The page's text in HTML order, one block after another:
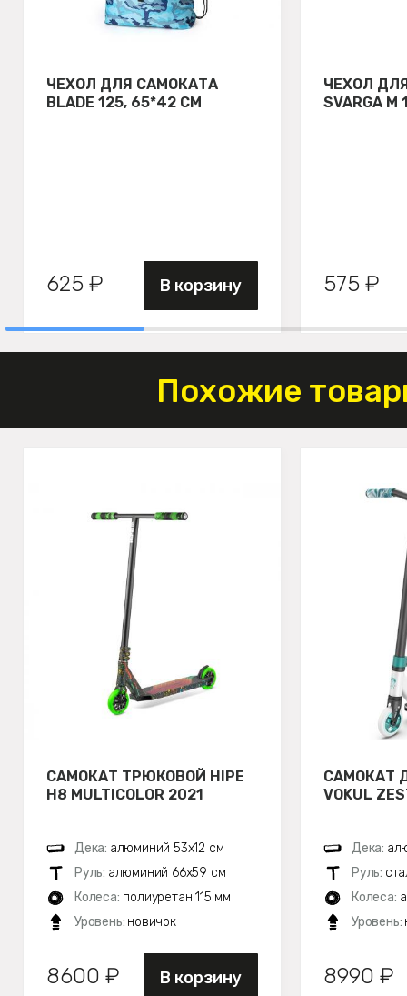
ЧЕХОЛ ДЛЯ САМОКАТА
BLADE 125, 65*42 СМ
625 ₽ В корзину
ЧЕХОЛ
SVARGA М
575 ₽
Похожие
САМОКАТ ТРЮКОВОЙ HIPE
H8 MULTICOLOR 2021
Дека: алюминий 53х12 см
Руль: алюминий 66х59 см
Колеса: полиуретан 115 мм
Уровень: новичок
8600 ₽ В корзину
САМОКАТ
VOKUL
Дека:
Руль:
Колеса:
Уровень:
8990 ₽